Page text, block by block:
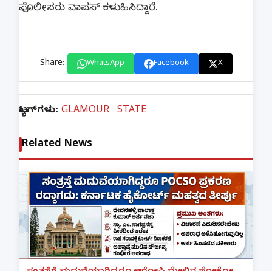
ಪೊಲೀಸರು ವಾಪಸ್ ಕಳುಹಿಸಿದ್ದಾರೆ.
Share: WhatsApp Facebook X
ಟ್ಯಾಗ್‌ಗಳು: GLAMOUR STATE
Related News